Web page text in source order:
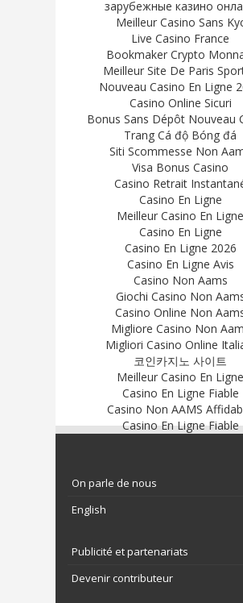
зарубежные казино
Meilleur Casino Sans
Live Casino France
Bookmaker Crypto
Meilleur Site De Paris
Nouveau Casino En Ligne
Casino Online Sicuri
Bonus Sans Dépôt Nouveau
Trang Cá độ Bóng đá
Siti Scommesse Non
Visa Bonus Casino
Casino Retrait
Casino En Ligne
Meilleur Casino En Ligne
Casino En Ligne
Casino En Ligne 2026
Casino En Ligne Avis
Casino Non Aams
Giochi Casino Non
Casino Online Non
Migliore Casino Non
Migliori Casino Online
코인카지노 사이트
Meilleur Casino En Ligne
Casino En Ligne Fiable
Casino Non AAMS
Casino En Ligne Fiable
On parle de nous
English
Publicité et partenariats
Devenir contributeur